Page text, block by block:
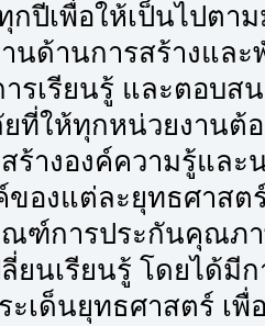
กปีเพื่อให้เป็นไปต
นด้านการสร้างแล
รเรียนรู้ และตอบส
ที่ให้ทุกหน่วยงานต้
ร้างองค์ความรู้แล
ของแต่ละยุทธศาสต
ณฑ์การประกันคุณภ
ยนเรียนรู้ โดยได้มี
เด็นยุทธศาสตร์ เพื่